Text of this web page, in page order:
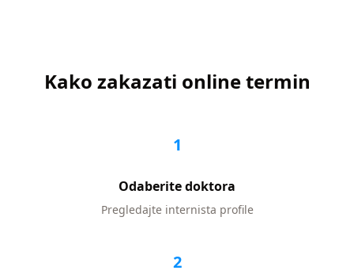
Kako zakazati online termin
1
Odaberite doktora
Pregledajte internista profile
2